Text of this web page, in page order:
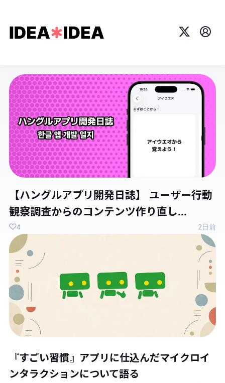
X プロ
【ハングルアプリ開発日誌】 ユーザー行動
観察調査からのコンテンツ作り直し...
2日前
4
『すごい習慣』アプリに仕込んだマイクロイ
ンタラクションについて語る